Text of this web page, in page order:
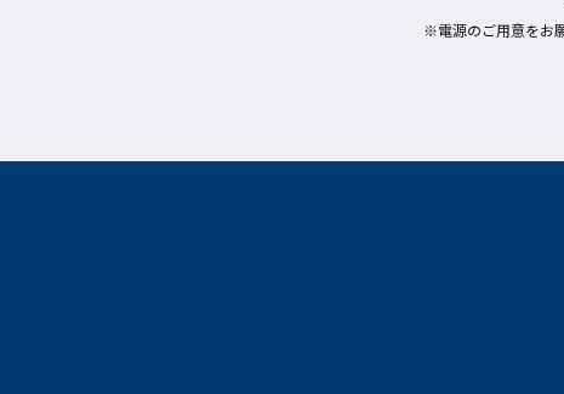
電源のご用意をお